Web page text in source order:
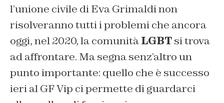
l’unione civile di Eva Grimaldi non
risolveranno tutti i problemi che ancora
oggi, nel 2020, la comunitàLGBTsi trova
ad affrontare. Ma segna senz’altro un
punto importante: quello che è successo
ieri al GF Vip ci permette di guardarci